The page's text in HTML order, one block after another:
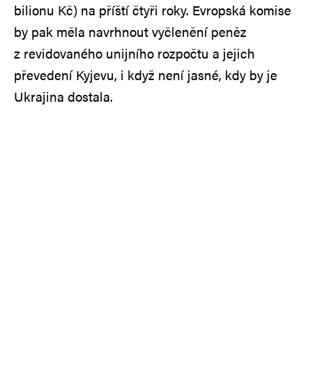
bilionu Kč) na příští čtyři roky. Evropská komise
by pak měla navrhnout vyčlenění peněz
z revidovaného unijního rozpočtu a jejich
převedení Kyjevu, i když není jasné, kdy by je
Ukrajina dostala.